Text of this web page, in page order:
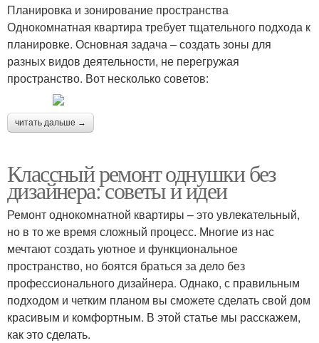
Планировка и зонирование пространства
Однокомнатная квартира требует тщательного подхода к
планировке. Основная задача – создать зоны для
разных видов деятельности, не перегружая
пространство. Вот несколько советов:
читать дальше →
Классный ремонт однушки без
дизайнера: советы и идеи
Ремонт однокомнатной квартиры – это увлекательный,
но в то же время сложный процесс. Многие из нас
мечтают создать уютное и функциональное
пространство, но боятся браться за дело без
профессионального дизайнера. Однако, с правильным
подходом и четким планом вы сможете сделать свой дом
красивым и комфортным. В этой статье мы расскажем,
как это сделать.